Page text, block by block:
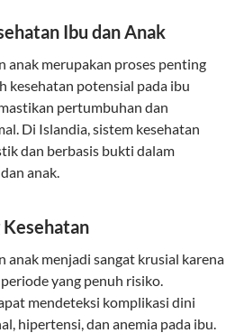
Ibu dan Anak
anak merupakan proses penting
kesehatan potensial pada ibu
pertumbuhan dan
Di Islandia, sistem kesehatan
dan berbasis bukti dalam
anak.
anak menjadi sangat krusial karena
yang penuh risiko.
mendeteksi komplikasi dini
hipertensi, dan anemia pada ibu.